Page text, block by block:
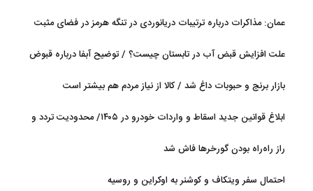
عمان: مذاکرات درباره ترتیبات دریانوردی در تنگه هرمز در فضای مثبت
علت افزایش قبض آب در تابستان چیست؟ / توضیح آبفا درباره قبوض
بازار برنج و حبوبات داغ شد / کالا از نیاز مردم هم بیشتر است
ابلاغ قوانین جدید اسقاط و واردات خودرو در ۱۴۰۵/ محدودیت تردد و
راز راه‌راه بودن گورخرها فاش شد
احتمال سفر ویتکاف و کوشنر به اوکراین و روسیه